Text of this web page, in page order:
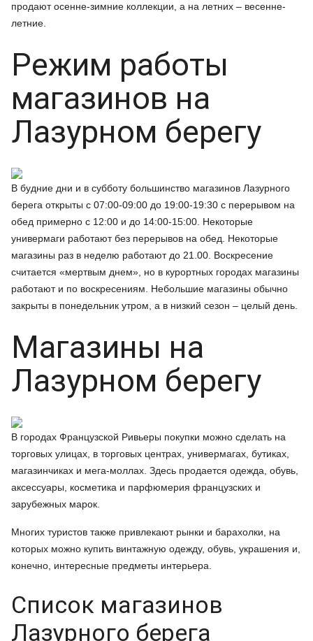
продают осенне-зимние коллекции, а на летних – весенне-
летние.
Режим работы
магазинов на
Лазурном берегу
В будние дни и в субботу большинство магазинов Лазурного
берега открыты с 07:00-09:00 до 19:00-19:30 с перерывом на
обед примерно с 12:00 и до 14:00-15:00. Некоторые
универмаги работают без перерывов на обед. Некоторые
магазины раз в неделю работают до 21.00. Воскресение
считается «мертвым днем», но в курортных городах магазины
работают и по воскресениям. Небольшие магазины обычно
закрыты в понедельник утром, а в низкий сезон – целый день.
Магазины на
Лазурном берегу
В городах Французской Ривьеры покупки можно сделать на
торговых улицах, в торговых центрах, универмагах, бутиках,
магазинчиках и мега-моллах. Здесь продается одежда, обувь,
аксессуары, косметика и парфюмерия французских и
зарубежных марок.
Многих туристов также привлекают рынки и барахолки, на
которых можно купить винтажную одежду, обувь, украшения и,
конечно, интересные предметы интерьера.
Список магазинов
Лазурного берега